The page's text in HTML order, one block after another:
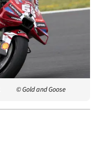
© Gold and Goose